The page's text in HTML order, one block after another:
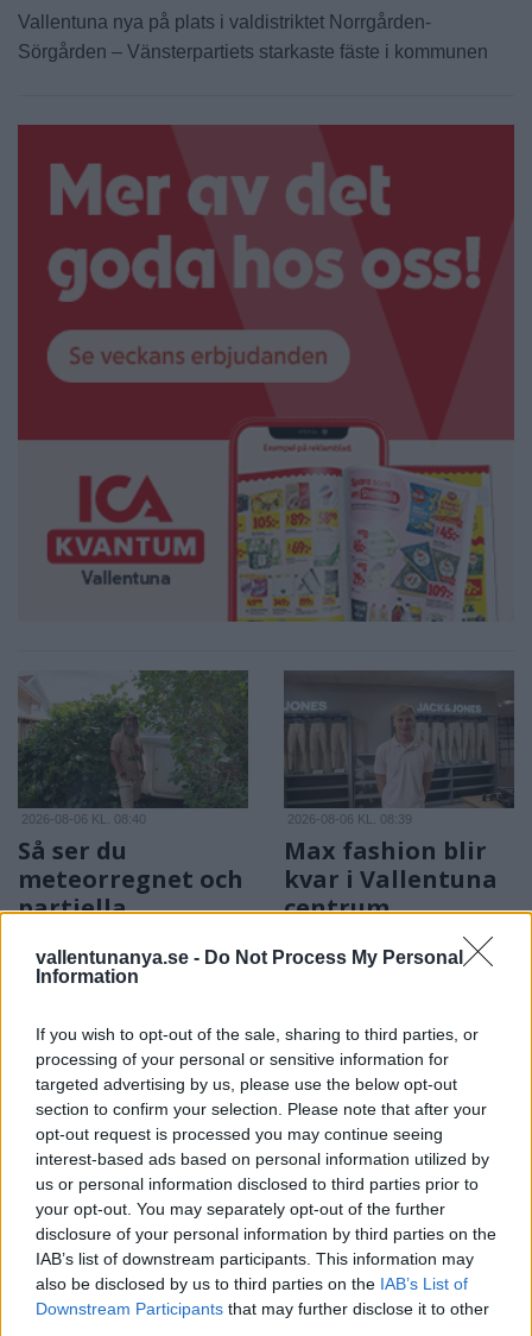
vallentunanya.se - Do Not Process My Personal
Information
If you wish to opt-out of the sale, sharing to third parties, or
processing of your personal or sensitive information for
targeted advertising by us, please use the below opt-out
section to confirm your selection. Please note that after your
opt-out request is processed you may continue seeing
interest-based ads based on personal information utilized by
us or personal information disclosed to third parties prior to
your opt-out. You may separately opt-out of the further
disclosure of your personal information by third parties on the
IAB’s list of downstream participants. This information may
also be disclosed by us to third parties on the IAB’s List of
Downstream Participants that may further disclose it to other
Vallentuna nya på plats i valdistriktet Norrgården-
Sörgården – Vänsterpartiets starkaste fäste i kommunen
2026-08-06 KL. 08:40
Så ser du
meteorregnet och
partiella
Astrofotografen och
Hedén tipsar
2026-08-06 KL. 08:39
Max fashion blir
kvar i Vallentuna
centrum
utförsäljning – öppnar upp
2026-08-06 KL. 08:39
Tänker inte på
medaljer
2026-08-06 KL. 08:37
Vallentuna ingen
toppkommun för
äldre